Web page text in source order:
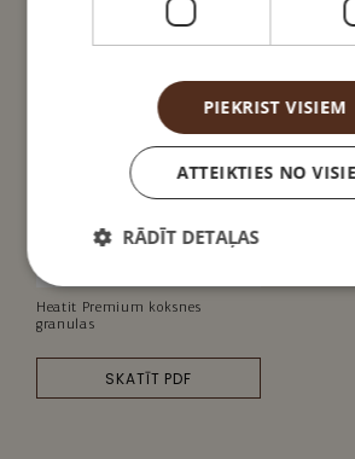
Heatit Premium koksnes
granulas
SKATĪT PDF
PIEKRIST VISIEM
ATTEIKTIES NO
RĀDĪT DETAĻAS